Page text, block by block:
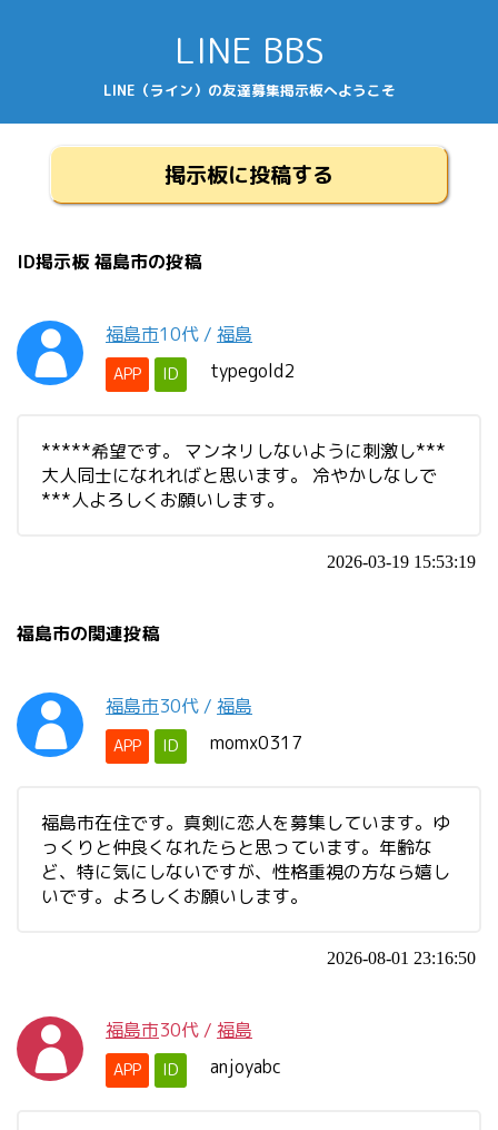
LINE BBS
LINE（ライン）の友達募集掲示板へようこそ
掲示板に投稿する
ID掲示板 福島市の投稿
福島市10代 / 福島
APP ID typegold2
*****希望です。 マンネリしないように刺激し***
大人同士になれればと思います。 冷やかしなしで
***人よろしくお願いします。
2026-03-19 15:53:19
福島市の関連投稿
福島市30代 / 福島
APP ID momx0317
福島市在住です。真剣に恋人を募集しています。ゆ
っくりと仲良くなれたらと思っています。年齢な
ど、特に気にしないですが、性格重視の方なら嬉し
いです。よろしくお願いします。
2026-08-01 23:16:50
福島市30代 / 福島
APP ID anjoyabc